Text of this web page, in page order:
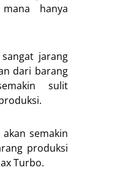
hanya
jarang
dari barang
sulit
semakin
produksi
Turbo.